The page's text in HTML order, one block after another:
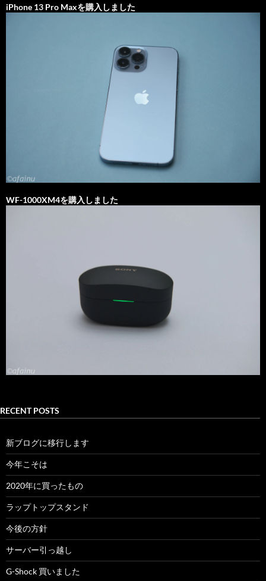
iPhone 13 Pro Maxを購入しました
WF-1000XM4を購入しました
RECENT POSTS
新ブログに移行します
今年こそは
2020年に買ったもの
ラップトップスタンド
今後の方針
サーバー引っ越し
G-Shock 買いました